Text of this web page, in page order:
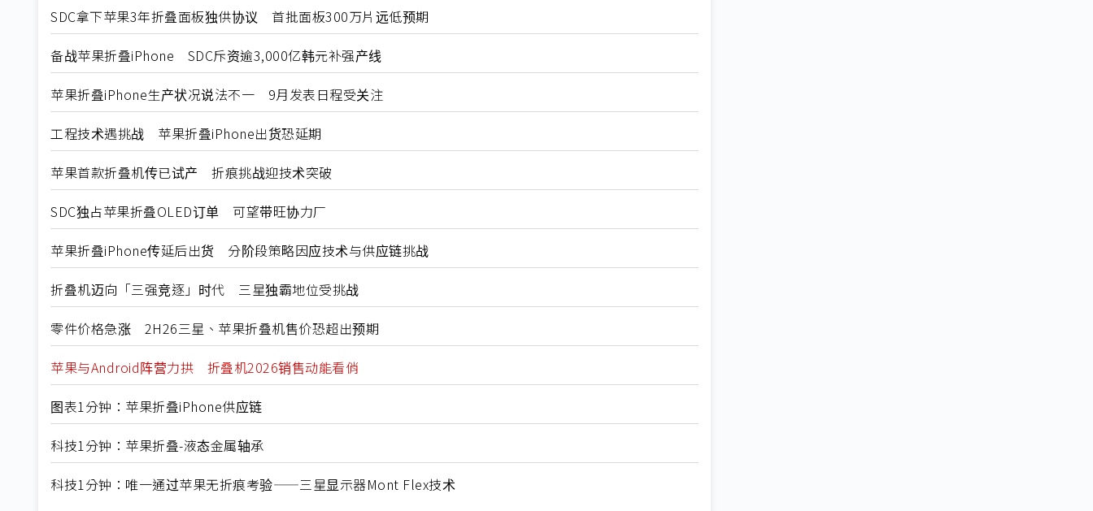
SDC拿下苹果3年折叠面板独供协议 首批面板300万片远低预期
备战苹果折叠iPhone SDC斥资逾3,000亿韩元补强产线
苹果折叠iPhone生产状况说法不一 9月发表日程受关注
工程技术遇挑战 苹果折叠iPhone出货恐延期
苹果首款折叠机传已试产 折痕挑战迎技术突破
SDC独占苹果折叠OLED订单 可望带旺协力厂
苹果折叠iPhone传延后出货 分阶段策略因应技术与供应链挑战
折叠机迈向「三强竞逐」时代 三星独霸地位受挑战
零件价格急涨 2H26三星、苹果折叠机售价恐超出预期
苹果与Android阵营力拱 折叠机2026销售动能看俏
图表1分钟：苹果折叠iPhone供应链
科技1分钟：苹果折叠-液态金属轴承
科技1分钟：唯一通过苹果无折痕考验——三星显示器Mont Flex技术